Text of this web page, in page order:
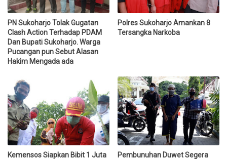
PN Sukoharjo Tolak Gugatan
Clash Action Terhadap PDAM
Dan Bupati Sukoharjo. Warga
Pucangan pun Sebut Alasan
Hakim Mengada ada
Polres Sukoharjo Amankan 8
Tersangka Narkoba
Kemensos Siapkan Bibit 1 Juta
Pembunuhan Duwet Segera